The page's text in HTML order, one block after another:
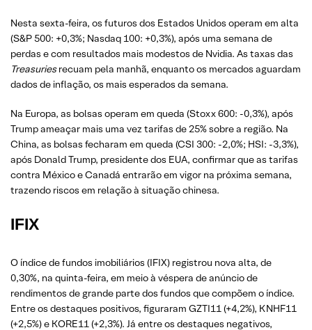
Nesta sexta-feira, os futuros dos Estados Unidos operam em alta
(S&P 500: +0,3%; Nasdaq 100: +0,3%), após uma semana de
perdas e com resultados mais modestos de Nvidia. As taxas das
Treasuriesrecuam pela manhã, enquanto os mercados aguardam
dados de inflação, os mais esperados da semana.
Na Europa, as bolsas operam em queda (Stoxx 600: -0,3%), após
Trump ameaçar mais uma vez tarifas de 25% sobre a região. Na
China, as bolsas fecharam em queda (CSI 300: -2,0%; HSI: -3,3%),
após Donald Trump, presidente dos EUA, confirmar que as tarifas
contra México e Canadá entrarão em vigor na próxima semana,
trazendo riscos em relação à situação chinesa.
IFIX
O índice de fundos imobiliários (IFIX) registrou nova alta, de
0,30%, na quinta-feira, em meio à véspera de anúncio de
rendimentos de grande parte dos fundos que compõem o índice.
Entre os destaques positivos, figuraram GZTI11 (+4,2%), KNHF11
(+2,5%) e KORE11 (+2,3%). Já entre os destaques negativos,